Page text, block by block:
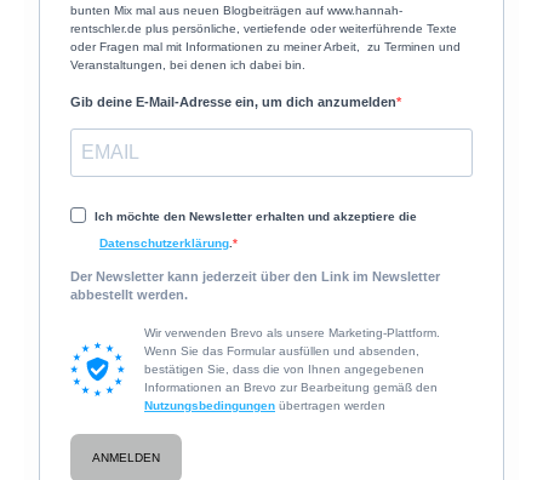
bunten Mix mal aus neuen Blogbeiträgen auf www.hannah-
rentschler.de plus persönliche, vertiefende oder weiterführende Texte
oder Fragen mal mit Informationen zu meiner Arbeit, zu Terminen und
Veranstaltungen, bei denen ich dabei bin.
Gib deine E-Mail-Adresse ein, um dich anzumelden
Ich möchte den Newsletter erhalten und akzeptiere die
Datenschutzerklärung
Der Newsletter kann jederzeit über den Link im Newsletter
abbestellt werden.
Wir verwenden Brevo als unsere Marketing-Plattform.
Wenn Sie das Formular ausfüllen und absenden,
bestätigen Sie, dass die von Ihnen angegebenen
Informationen an Brevo zur Bearbeitung gemäß den
Nutzungsbedingungen übertragen werden
ANMELDEN